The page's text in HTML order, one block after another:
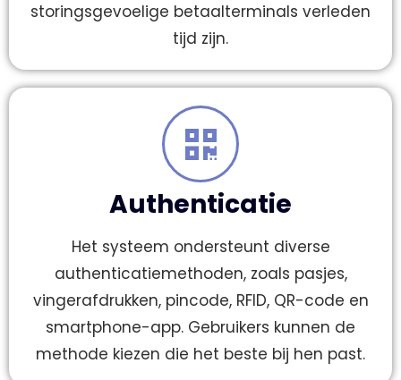
storingsgevoelige betaalterminals verleden
tijd zijn.
Authenticatie
Het systeem ondersteunt diverse
authenticatiemethoden, zoals pasjes,
vingerafdrukken, pincode, RFID, QR-code en
smartphone-app. Gebruikers kunnen de
methode kiezen die het beste bij hen past.